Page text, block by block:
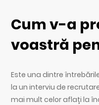
Cum v-a
voastră
Este una dintre
la un interviu de
mai mult celor aflați la